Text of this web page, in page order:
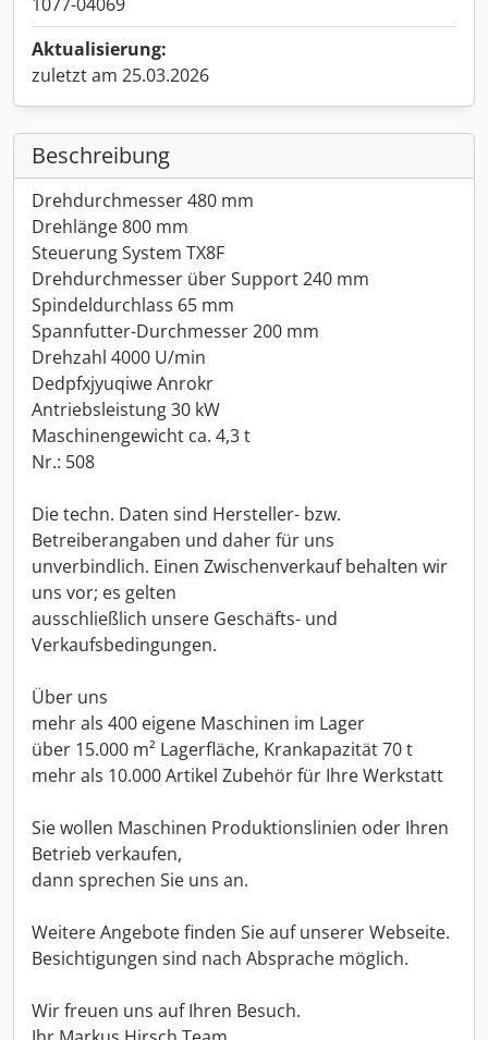
Aktualisierung:
zuletzt am 25.03.2026
Beschreibung
Drehdurchmesser 480 mm
Drehlänge 800 mm
Steuerung System TX8F
Drehdurchmesser über Support 240 mm
Spindeldurchlass 65 mm
Spannfutter-Durchmesser 200 mm
Drehzahl 4000 U/min
Dedpfxjyuqiwe Anrokr
Antriebsleistung 30 kW
Maschinengewicht ca. 4,3 t
Nr.: 508
Die techn. Daten sind Hersteller- bzw.
Betreiberangaben und daher für uns
unverbindlich. Einen Zwischenverkauf behalten wir
uns vor; es gelten
ausschließlich unsere Geschäfts- und
Verkaufsbedingungen.
Über uns
mehr als 400 eigene Maschinen im Lager
über 15.000 m² Lagerfläche, Krankapazität 70 t
mehr als 10.000 Artikel Zubehör für Ihre Werkstatt
Sie wollen Maschinen Produktionslinien oder Ihren
Betrieb verkaufen,
dann sprechen Sie uns an.
Weitere Angebote finden Sie auf unserer Webseite.
Besichtigungen sind nach Absprache möglich.
Wir freuen uns auf Ihren Besuch.